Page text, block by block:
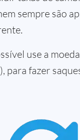
sempre são
use a
para fazer